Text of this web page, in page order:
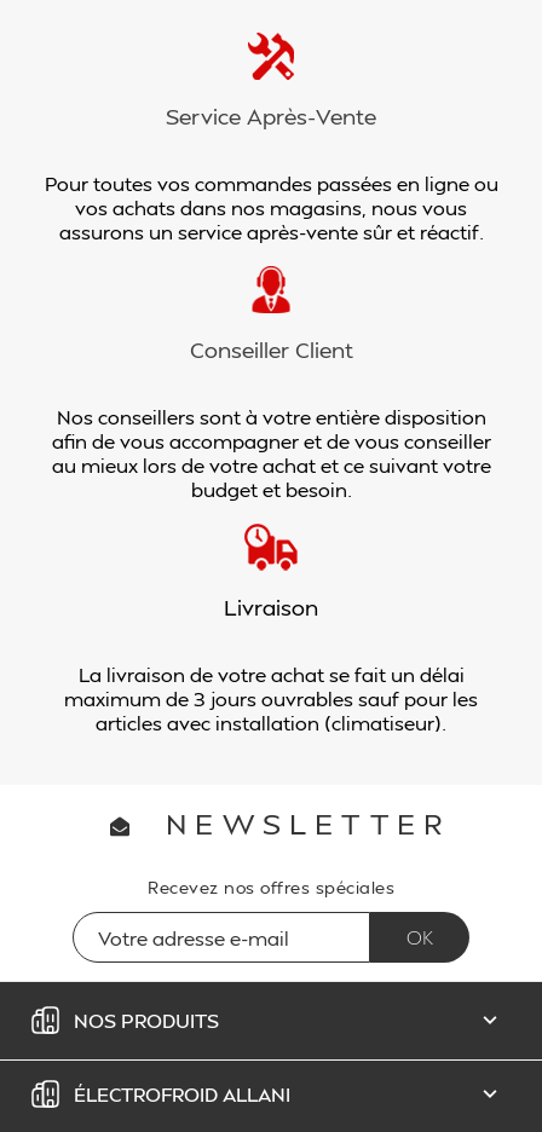
Service Après-Vente
Pour toutes vos commandes passées en ligne ou
vos achats dans nos magasins, nous vous
assurons un service après-vente sûr et réactif.
Conseiller Client
Nos conseillers sont à votre entière disposition
afin de vous accompagner et de vous conseiller
au mieux lors de votre achat et ce suivant votre
budget et besoin.
Livraison
La livraison de votre achat se fait un délai
maximum de 3 jours ouvrables sauf pour les
articles avec installation (climatiseur).
NEWSLETTER
Recevez nos offres spéciales
NOS PRODUITS 
ÉLECTROFROID ALLANI 